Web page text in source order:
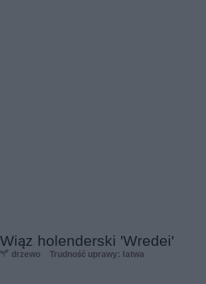
Wiąz holenderski 'Wredei'
drzewo Trudność uprawy: łatwa